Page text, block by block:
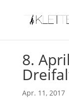
8.
Apr. 11, 2017